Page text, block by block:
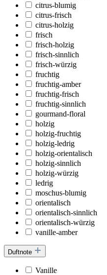
citrus-blumig
citrus-frisch
citrus-holzig
frisch
frisch-holzig
frisch-sinnlich
frisch-würzig
fruchtig
fruchtig-amber
fruchtig-frisch
fruchtig-sinnlich
gourmand-floral
holzig
holzig-fruchtig
holzig-ledrig
holzig-orientalisch
holzig-sinnlich
holzig-würzig
ledrig
moschus-blumig
orientalisch
orientalisch-sinnlich
orientalisch-würzig
vanille-amber
Duftnote
Vanille